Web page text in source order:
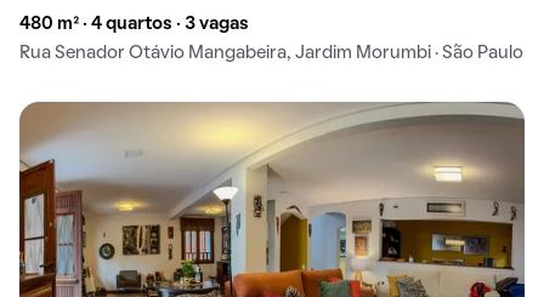
480 m² · 4 quartos · 3 vagas
Rua Senador Otávio Mangabeira, Jardim Morumbi · São Paulo